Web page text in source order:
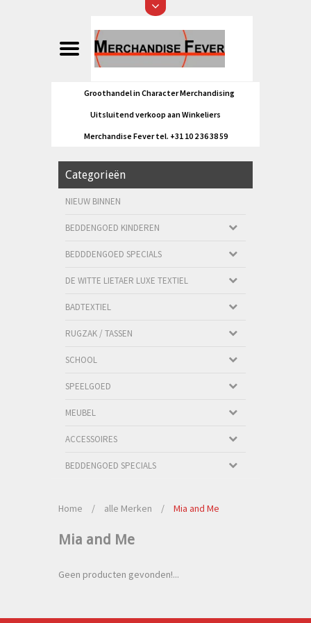
Groothandel in Character Merchandising
Uitsluitend verkoop aan Winkeliers
Merchandise Fever tel. +31 10 2 36 38 59
Categorieën
NIEUW BINNEN
BEDDENGOED KINDEREN
BEDDDENGOED SPECIALS
DE WITTE LIETAER LUXE TEXTIEL
BADTEXTIEL
RUGZAK / TASSEN
SCHOOL
SPEELGOED
MEUBEL
ACCESSOIRES
BEDDENGOED SPECIALS
Home / alle Merken / Mia and Me
Mia and Me
Geen producten gevonden!...